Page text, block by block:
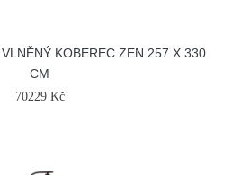
KOBEREC ZEN 257 X 330
CM
70229 Kč